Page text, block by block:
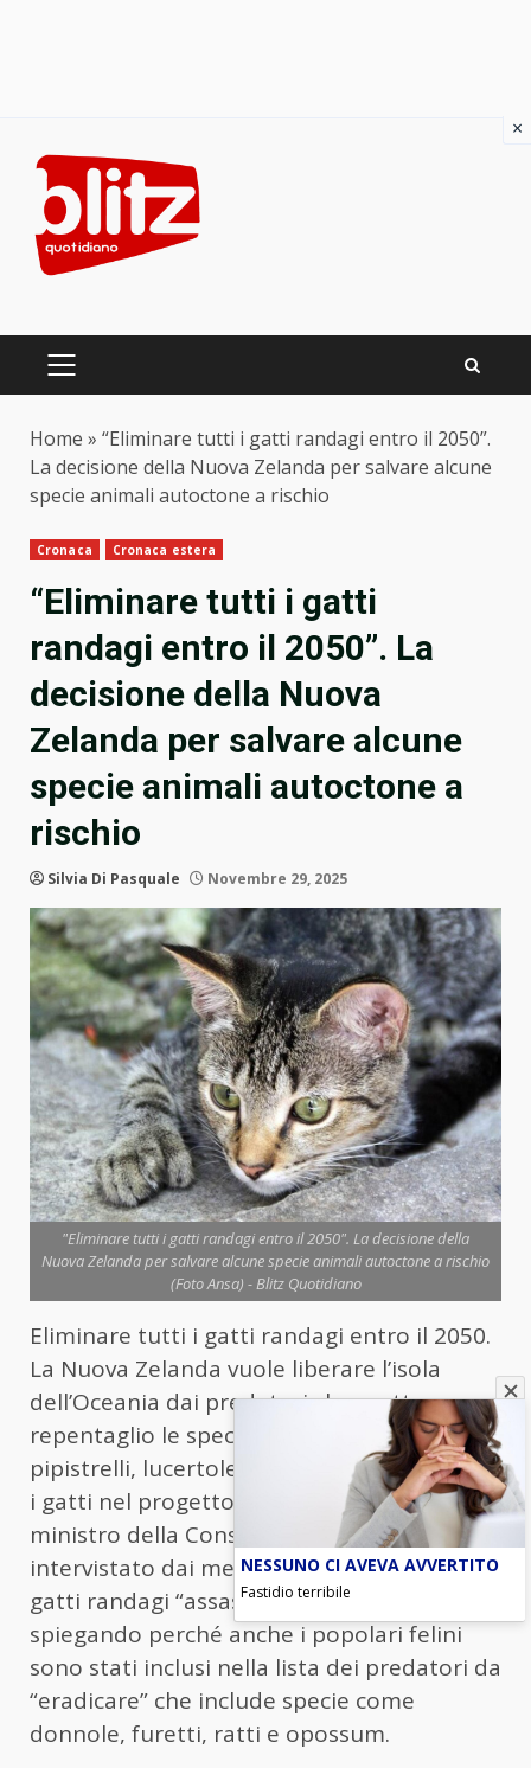
content
PRIMARY
Home » “Eliminare tutti i gatti randagi entro il 2050”.
La decisione della Nuova Zelanda per salvare alcune
specie animali autoctone a rischio
Cronaca Cronaca estera
“Eliminare tutti i gatti
randagi entro il 2050”. La
decisione della Nuova
Zelanda per salvare alcune
specie animali autoctone a
rischio
Silvia Di Pasquale Novembre 29, 2025
"Eliminare tutti i gatti randagi entro il 2050". La decisione della
Nuova Zelanda per salvare alcune specie animali autoctone a rischio
(Foto Ansa) - Blitz Quotidiano
Eliminare tutti i gatti randagi entro il 2050.
La Nuova Zelanda vuole liberare l’isola
dell’Oceania dai predatori che mettono a
repentaglio le specie autoctone di uccelli,
pipistrelli, lucertole e insetti. Ci sono anche
i gatti nel progetto ‘Predator Free 2050’. Il
ministro della Conservazione Tama Potaka,
intervistato dai media locali, ha definito i
gatti randagi “assassini a freddo”,
spiegando perché anche i popolari felini
sono stati inclusi nella lista dei predatori da
“eradicare” che include specie come
donnole, furetti, ratti e opossum.
×
NESSUNO CI AVEVA AVVERTITO
Fastidio terribile